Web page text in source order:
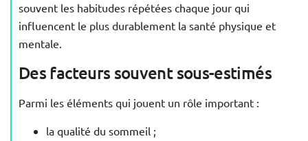
souvent les habitudes répétées chaque jour qui
influencent le plus durablement la santé physique et
mentale.
Des facteurs souvent sous-estimés
Parmi les éléments qui jouent un rôle important :
la qualité du sommeil ;